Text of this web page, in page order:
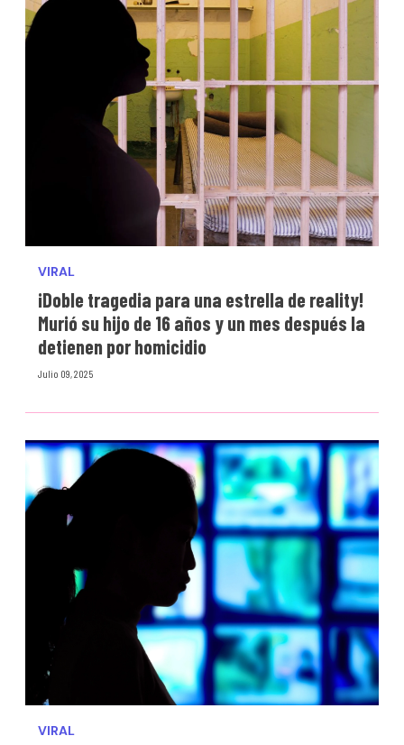
VIRAL
¡Doble tragedia para una estrella de reality!
Murió su hijo de 16 años y un mes después la
detienen por homicidio
Julio 09, 2025
VIRAL